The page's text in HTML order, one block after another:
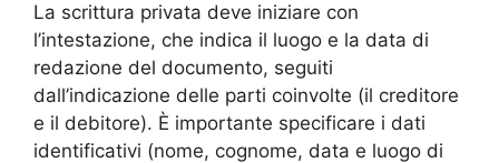
La scrittura privata deve iniziare con
l’intestazione, che indica il luogo e la data di
redazione del documento, seguiti
dall’indicazione delle parti coinvolte (il creditore
e il debitore). È importante specificare i dati
identificativi (nome, cognome, data e luogo di